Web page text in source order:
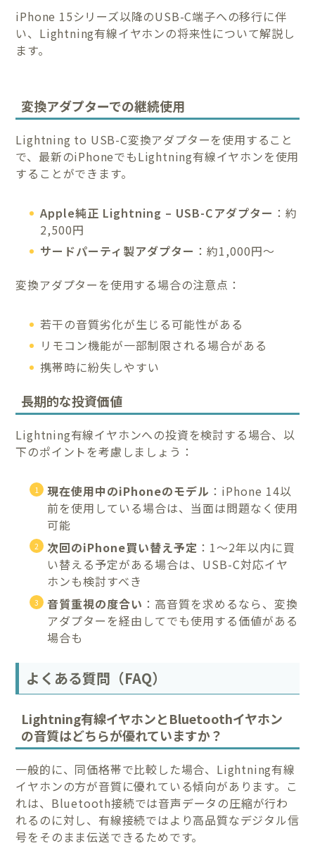
iPhone 15シリーズ以降のUSB-C端子への移行に伴
い、Lightning有線イヤホンの将来性について解説し
ます。
変換アダプターでの継続使用
Lightning to USB-C変換アダプターを使用すること
で、最新のiPhoneでもLightning有線イヤホンを使用
することができます。
Apple純正 Lightning – USB-Cアダプター ：約
2,500円
サードパーティ製アダプター ：約1,000円〜
変換アダプターを使用する場合の注意点：
若干の音質劣化が生じる可能性がある
リモコン機能が一部制限される場合がある
携帯時に紛失しやすい
長期的な投資価値
Lightning有線イヤホンへの投資を検討する場合、以
下のポイントを考慮しましょう：
現在使用中のiPhoneのモデル ：iPhone 14以
前を使用している場合は、当面は問題なく使用
可能
次回のiPhone買い替え予定 ：1〜2年以内に買
い替える予定がある場合は、USB-C対応イヤ
ホンも検討すべき
音質重視の度合い ：高音質を求めるなら、変換
アダプターを経由してでも使用する価値がある
場合も
よくある質問（FAQ）
Lightning有線イヤホンとBluetoothイヤホン
の音質はどちらが優れていますか？
一般的に、同価格帯で比較した場合、Lightning有線
イヤホンの方が音質に優れている傾向があります。こ
れは、Bluetooth接続では音声データの圧縮が行わ
れるのに対し、有線接続ではより高品質なデジタル信
号をそのまま伝送できるためです。